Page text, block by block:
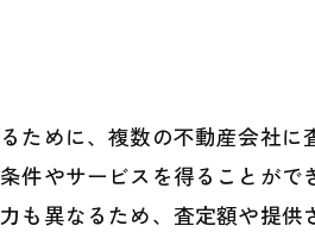
ために、複数の不動産会社
件やサービスを得ることが
も異なるため、査定額や提